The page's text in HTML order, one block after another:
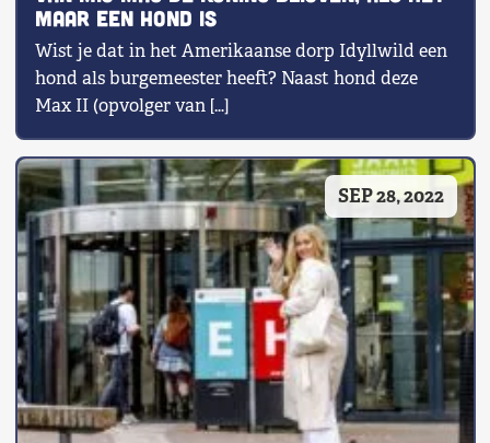
maar een hond is
Wist je dat in het Amerikaanse dorp Idyllwild een
hond als burgemeester heeft? Naast hond deze
Max II (opvolger van […]
SEP 28, 2022